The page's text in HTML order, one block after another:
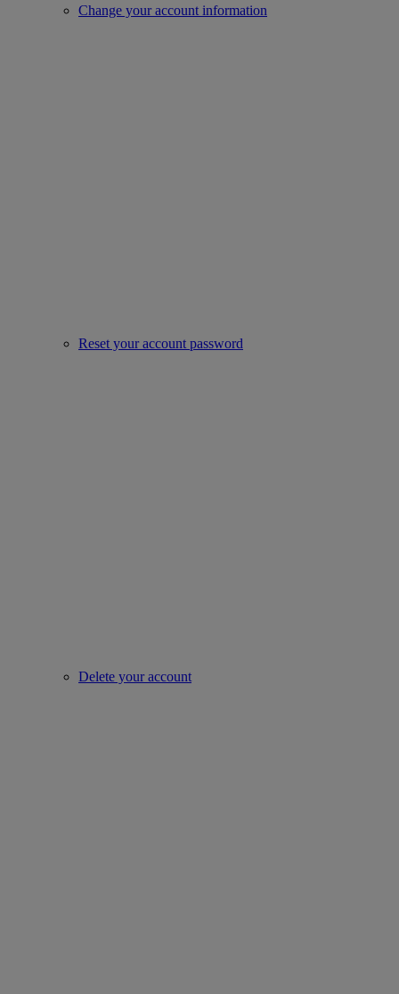
Change your account information
Reset your account password
Delete your account